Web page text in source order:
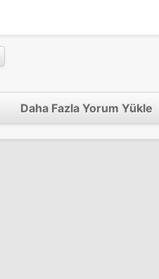
Daha Fazla Yorum Yükle